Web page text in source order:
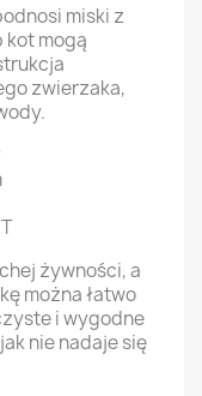
miski z
kot mogą
zwierzaka,
żywności, a
można łatwo
i wygodne
nie nadaje się